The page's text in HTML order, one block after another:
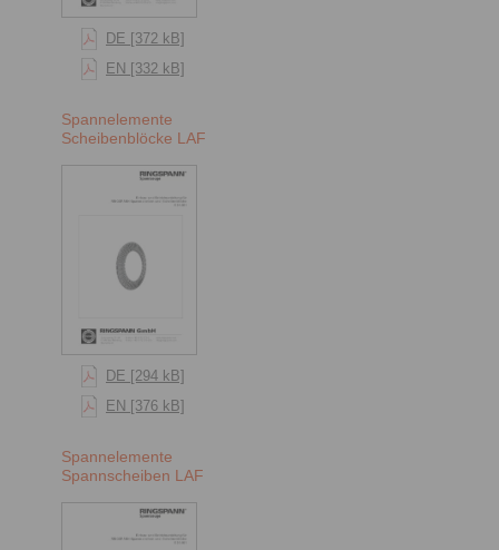
DE [372 kB]
EN [332 kB]
Spannelemente
Scheibenblöcke LAF
DE [294 kB]
EN [376 kB]
Spannelemente
Spannscheiben LAF